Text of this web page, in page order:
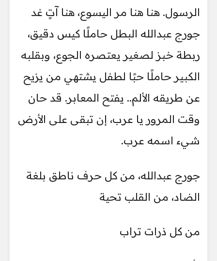
الرسول. هنا هنا مر اليسوع، هنا آتٍ غد
جورج عبدالله البطل حاملًا كيس دقيق،
ربطة خبز لصغير يعتصره الجوع، وبقلبه
الكبير حاملًا حبًا لطفل يشتهي من يزيح
عن طريقه الألم.. يفتح المعابر. قد حان
وقت المرور يا عرب، إن تبقى على الأرض
شيء اسمه عرب.
جورج عبدالله، من كل حرف ناطق بلغة
الضاد، من القلب تحية
من كل ذرات تراب